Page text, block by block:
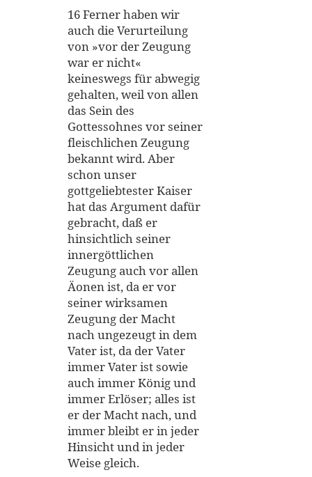
16 Ferner haben wir
auch die Verurteilung
von »vor der Zeugung
war er nicht«
keineswegs für abwegig
gehalten, weil von allen
das Sein des
Gottessohnes vor seiner
fleischlichen Zeugung
bekannt wird. Aber
schon unser
gottgeliebtester Kaiser
hat das Argument dafür
gebracht, daß er
hinsichtlich seiner
innergöttlichen
Zeugung auch vor allen
Äonen ist, da er vor
seiner wirksamen
Zeugung der Macht
nach ungezeugt in dem
Vater ist, da der Vater
immer Vater ist sowie
auch immer König und
immer Erlöser; alles ist
er der Macht nach, und
immer bleibt er in jeder
Hinsicht und in jeder
Weise gleich.